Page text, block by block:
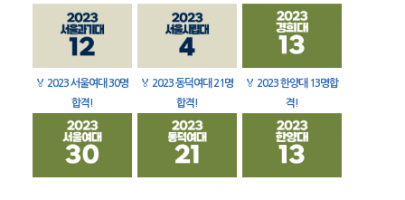
🏅 2023 서울여대 30명
합격!
🏅 2023 동덕여대 21명
합격!
🏅 2023 한양대 13명합
격!